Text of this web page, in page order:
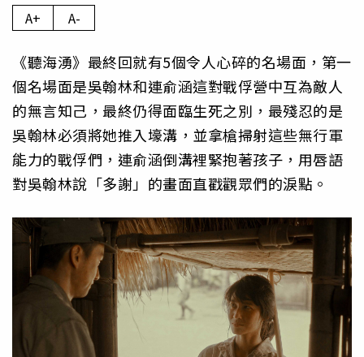
A+ A-
《聽海湧》最終回就有5個令人心碎的名場面，第一
個名場面是吳翰林和連俞涵這對戰俘營中互為敵人
的無言知己，最終仍得面臨生死之別，最殘忍的是
吳翰林必須將她推入壕溝，並拿槍掃射這些無行軍
能力的戰俘們，連俞涵倒溝裡緊抱著孩子，用唇語
對吳翰林說「多謝」的畫面直戳觀眾們的淚點。